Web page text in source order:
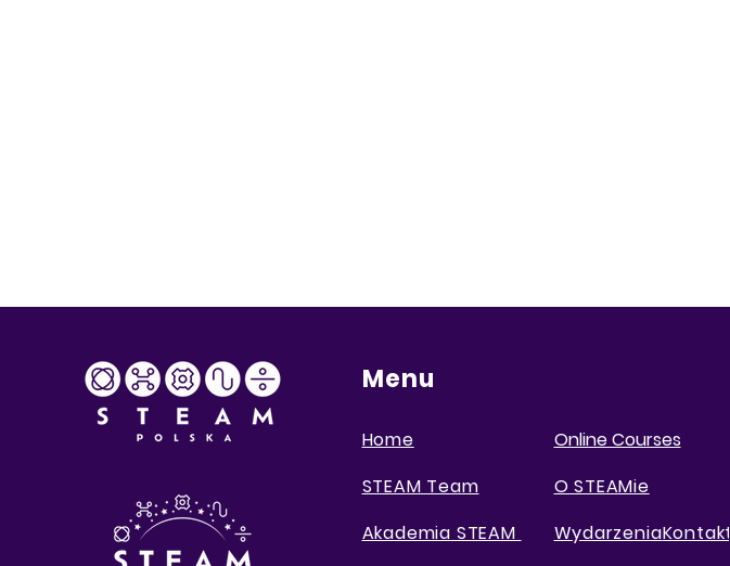
Menu
Home
STEAM Team
Akademia STEAM
Online Courses
O STEAMie
WydarzeniaKontakt